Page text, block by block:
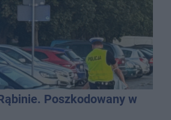
Poszkodowany w